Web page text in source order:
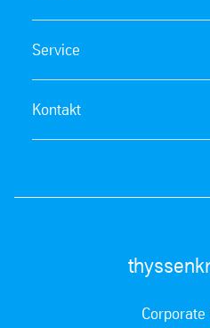
Service
Kontakt
Corporate